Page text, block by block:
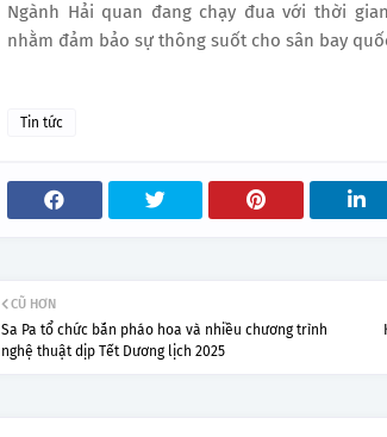
Ngành Hải quan đang chạy đua với thời
nhằm đảm bảo sự thông suốt cho sân bay
Tin tức
CŨ HƠN
Sa Pa tổ chức bắn pháo hoa và nhiều chương trình
nghệ thuật dịp Tết Dương lịch 2025